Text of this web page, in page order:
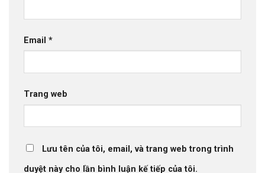
Email *
Trang web
Lưu tên của tôi, email, và trang web trong trình
duyệt này cho lần bình luận kế tiếp của tôi.